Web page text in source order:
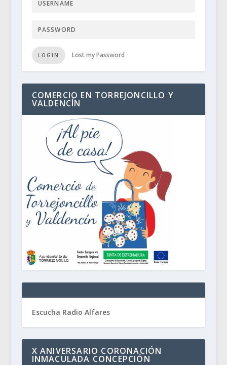
LOGIN Lost my Password
COMERCIO EN TORREJONCILLO Y
VALDENCÍN
Escucha Radio Alfares
X ANIVERSARIO CORONACIÓN
INMACULADA CONCEPCIÓN